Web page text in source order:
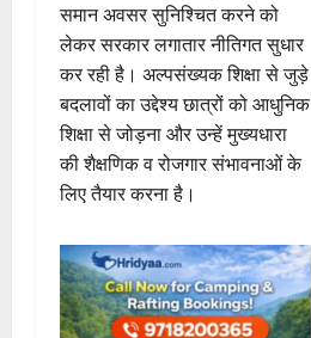
समान अवसर सुनिश्चित करने को
लेकर सरकार लगातार नीतिगत सुधार
कर रही है। अल्पसंख्यक शिक्षा से जुड़े
बदलावों का उद्देश्य छात्रों को आधुनिक
शिक्षा से जोड़ना और उन्हें मुख्यधारा
की शैक्षणिक व रोजगार संभावनाओं के
लिए तैयार करना है।